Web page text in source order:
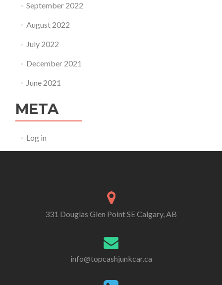
September 2022
August 2022
July 2022
December 2021
June 2021
META
Log in
331 Douglas Glen Point SE Calgary, AB
info@topcashjunkcar.ca